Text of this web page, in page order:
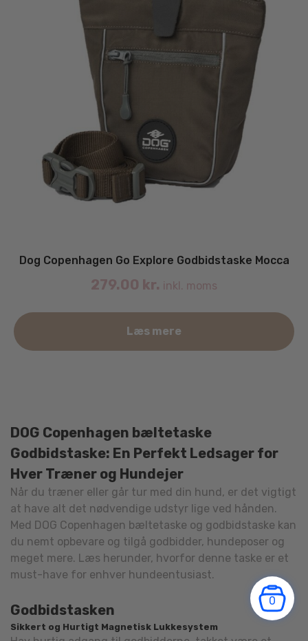
Dog Copenhagen Go Explore Godbidstaske Mocca
279.00 kr. inkl. moms
Læs mere
DOG Copenhagen bæltetaske
Godbidstaske: En Perfekt Ledsager for
Hver Træner og Hundejer
Når du træner eller går tur med din hund, er det vigtigt
at have alt det nødvendige udstyr lige ved hånden.
Med DOG Copenhagen bæltetaske og godbidstaske kan
du nemt opbevare og tilgå godbidder, hundeposer og
meget mere. Læs herunder, hvorfor denne taske er et
must-have for enhver hundeentusiast.
Godbidstasken
Sikkert og Hurtigt Magnetisk Lukkesystem
0